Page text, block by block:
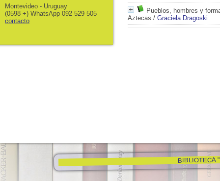
Pueblos, hombres y
Aztecas / Graciela Dragoski
BIBLIOTECA
Montevideo - Uruguay
(0598 +) WhatsApp 092 529 505
contacto